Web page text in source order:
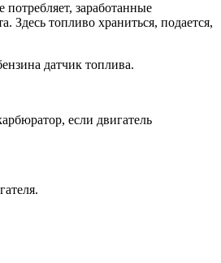
заработанные
топливо храниться, подается,
датчик топлива.
если двигатель